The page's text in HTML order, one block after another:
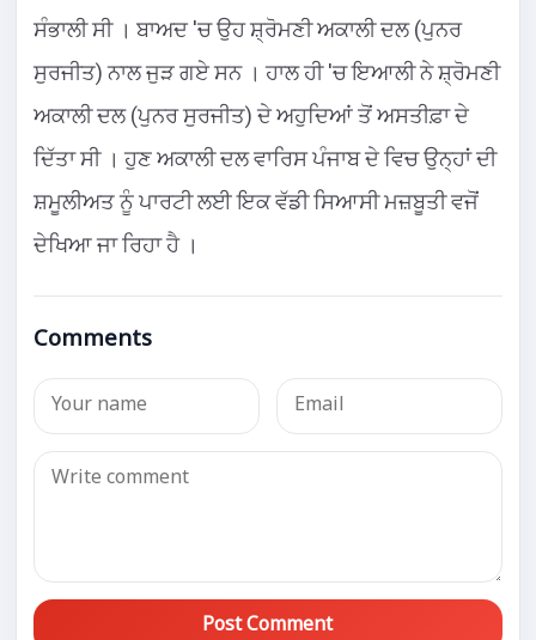
ਸੰਭਾਲੀ ਸੀ । ਬਾਅਦ 'ਚ ਉਹ ਸ਼੍ਰੋਮਣੀ ਅਕਾਲੀ ਦਲ (ਪੁਨਰ
ਸੁਰਜੀਤ) ਨਾਲ ਜੁੜ ਗਏ ਸਨ । ਹਾਲ ਹੀ 'ਚ ਇਆਲੀ ਨੇ ਸ਼੍ਰੋਮਣੀ
ਅਕਾਲੀ ਦਲ (ਪੁਨਰ ਸੁਰਜੀਤ) ਦੇ ਅਹੁਦਿਆਂ ਤੋਂ ਅਸਤੀਫ਼ਾ ਦੇ
ਦਿੱਤਾ ਸੀ । ਹੁਣ ਅਕਾਲੀ ਦਲ ਵਾਰਿਸ ਪੰਜਾਬ ਦੇ ਵਿਚ ਉਨ੍ਹਾਂ ਦੀ
ਸ਼ਮੂਲੀਅਤ ਨੂੰ ਪਾਰਟੀ ਲਈ ਇਕ ਵੱਡੀ ਸਿਆਸੀ ਮਜ਼ਬੂਤੀ ਵਜੋਂ
ਦੇਖਿਆ ਜਾ ਰਿਹਾ ਹੈ ।
Comments
Post Comment